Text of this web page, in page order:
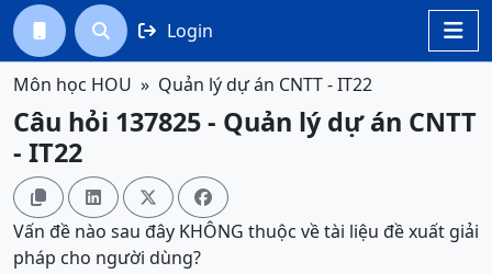

  Login
Môn học HOU Quản lý dự án CNTT - IT22
Câu hỏi 137825 - Quản lý dự án CNTT
- IT22
   
Vấn đề nào sau đây KHÔNG thuộc về tài liệu đề xuất giải
pháp cho người dùng?